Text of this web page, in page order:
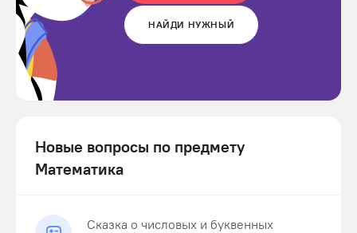
НАЙДИ НУЖНЫЙ
Новые вопросы по предмету
Математика
Сказка о числовых и буквенных